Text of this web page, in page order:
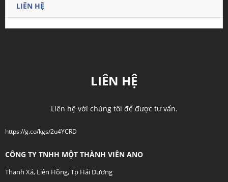
LIÊN HỆ
LIÊN HỆ
Liên hệ với chúng tôi để được tư vấn.
https://g.co/kgs/2u4YCRD
CÔNG TY TNHH MỘT THÀNH VIÊN ANO
Thanh Xá, Liên Hồng, Tp Hải Dương